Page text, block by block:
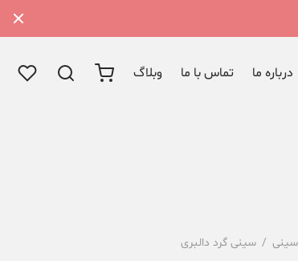
درباره ما تماس با ما وبلاگ
سینی / سینی گرد دالبری